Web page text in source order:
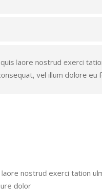
laore nostrud exerci
vel illum dolore eu
nostrud exerci tation
dolor